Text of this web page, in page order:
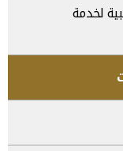
لخدمة